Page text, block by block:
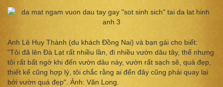
Anh Lê Huy Thành (du khách Đồng Nai) và bạn gái cho biết:
"Tôi đã lên Đà Lạt rất nhiều lần, đi nhiều vườn dâu tây, thế nhưng
tôi rất bất ngờ khi đến vườn dâu này, vườn rất sạch sẽ, quả đẹp,
thiết kế cũng hợp lý, tôi chắc rằng ai đến đây cũng phải quay lại
bởi vườn quá đẹp". Ảnh: Văn Long.